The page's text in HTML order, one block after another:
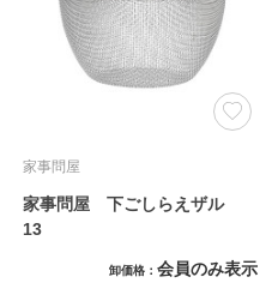
家事問屋
家事問屋 下ごしらえザル
13
卸価格 会員のみ表示